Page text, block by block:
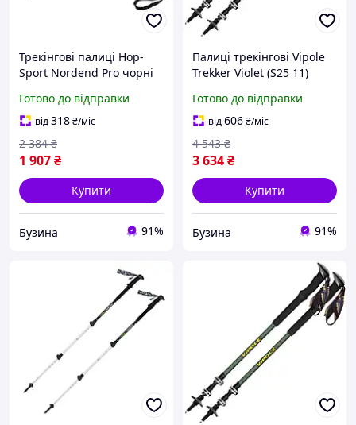
Трекінгові палиці Hop-
Sport Nordend Pro чорні
Готово до відправки
від318₴/міс
1 907₴
2 384 ₴
Купити
Бузина 91%
Палиці трекінгові Vipole
Trekker Violet (S25 11)
Готово до відправки
від606₴/міс
3 634₴
4 543 ₴
Купити
Бузина 91%